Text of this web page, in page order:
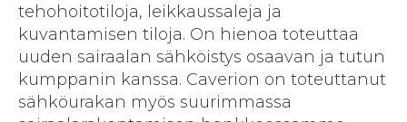
tehohoitotiloja, leikkaussaleja ja
kuvantamisen tiloja. On hienoa toteuttaa
uuden sairaalan sähköistys osaavan ja tutun
kumppanin kanssa. Caverion on toteuttanut
sähköurakan myös suurimmassa